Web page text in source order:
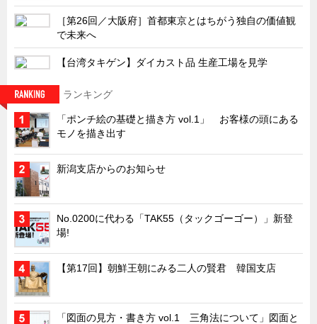
PICK UP NEWS
ポンチ絵の基礎と描き方
図面の見方・書き方
ズバッとお悩み解決 テクニカル Q and A
瀧源点回帰
光る技術！未来へのモノづくり
ちょっとユニークなお客様
ビジサスニュース
ECOLOGY NEWS SCRAMBLE
わが街わが支店
支店所在地（歴史探訪）
ニッポン再発見
あれこれWATCH
［第26回／大阪府］首都東京とはちがう独自の価値観
で未来へ
【台湾タキゲン】ダイカスト品 生産工場を見学
ランキング
「ポンチ絵の基礎と描き方 vol.1」 お客様の頭にある
モノを描き出す
新潟支店からのお知らせ
No.0200に代わる「TAK55（タックゴーゴー）」新登
場!
【第17回】朝鮮王朝にみる二人の賢君 韓国支店
「図面の見方・書き方 vol.1 三角法について」図面と